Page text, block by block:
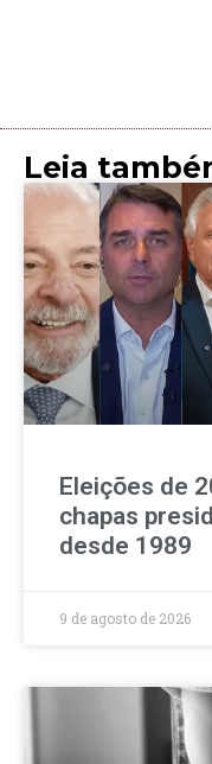
Leia
Eleições de
chapas
desde 1989
9 de agosto de 2026